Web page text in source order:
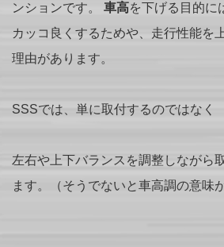
ンションです。 車高を下げる目的に
カッコ良くするためや、走行性能を
理由があります。
SSSでは、単に取付するのではなく
左右や上下バランスを調整しながら
ます。（そうでないと車高調の意味